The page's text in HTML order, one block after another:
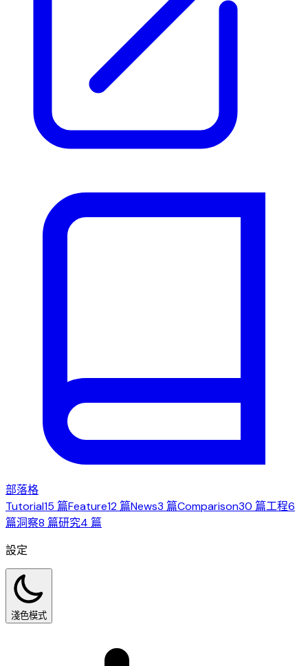
部落格
Tutorial15 篇Feature12 篇News3 篇Comparison30 篇工程6
篇洞察8 篇研究4 篇
設定
淺色模式